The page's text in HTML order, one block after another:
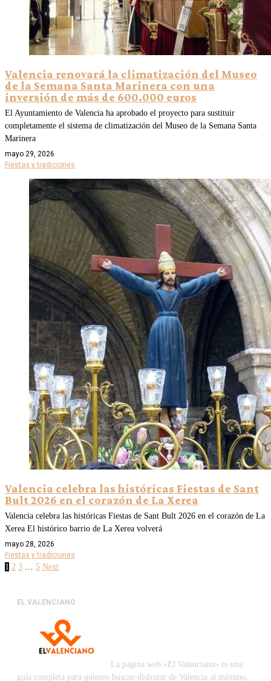
Valencia renovará la climatización del Museo
de la Semana Santa Marinera con una
inversión de más de 600.000 euros
El Ayuntamiento de Valencia ha aprobado el proyecto para sustituir
completamente el sistema de climatización del Museo de la Semana Santa
Marinera
mayo 29, 2026
Fiestas y tradiciones
Valencia celebra las históricas Fiestas de Sant
Bult 2026 en el corazón de La Xerea
Valencia celebra las históricas Fiestas de Sant Bult 2026 en el corazón de La
Xerea El histórico barrio de La Xerea volverá
mayo 28, 2026
Fiestas y tradiciones
1 2 3 5 Next
EL VALENCIANO
La página web «El Valenciano» es una
guía completa para quienes buscan disfrutar de Valencia al máximo,